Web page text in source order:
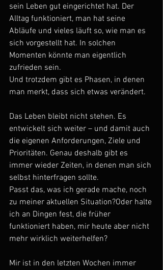
sein Leben gut eingerichtet hat. Der
Alltag funktioniert, man hat seine
Abläufe und vieles läuft so, wie man es
sich vorgestellt hat. In solchen
Momenten könnte man eigentlich
zufrieden sein.
Und trotzdem gibt es Phasen, in denen
man merkt, dass sich etwas verändert.
Das Leben bleibt nicht stehen. Es
entwickelt sich weiter – und damit auch
die eigenen Anforderungen, Ziele und
Prioritäten. Genau deshalb gibt es
immer wieder Zeiten, in denen man sich
selbst hinterfragen sollte.
Passt das, was ich gerade mache, noch
zu meiner aktuellen Situation?Oder halte
ich an Dingen fest, die früher
funktioniert haben, mir heute aber nicht
mehr wirklich weiterhelfen?
Mir ist in den letzten Wochen immer